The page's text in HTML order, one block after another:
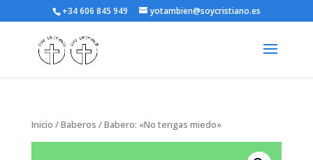
+34 606 845 949 yotambien@soycristiano.es
Inicio /Baberos / Babero: «No tengas miedo»